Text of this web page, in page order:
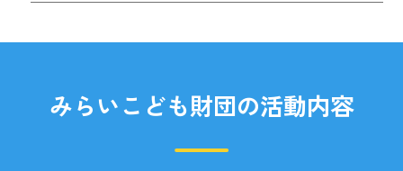
みらいこども財団の活動内容